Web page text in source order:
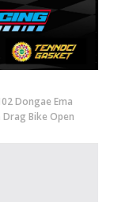
Dongae Ema
Bike Open